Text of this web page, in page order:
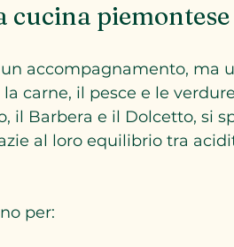
piemontese
accompagnamento, ma
carne, il pesce e le
il Barbera e il Dolcetto, si
al loro equilibrio tra
per: